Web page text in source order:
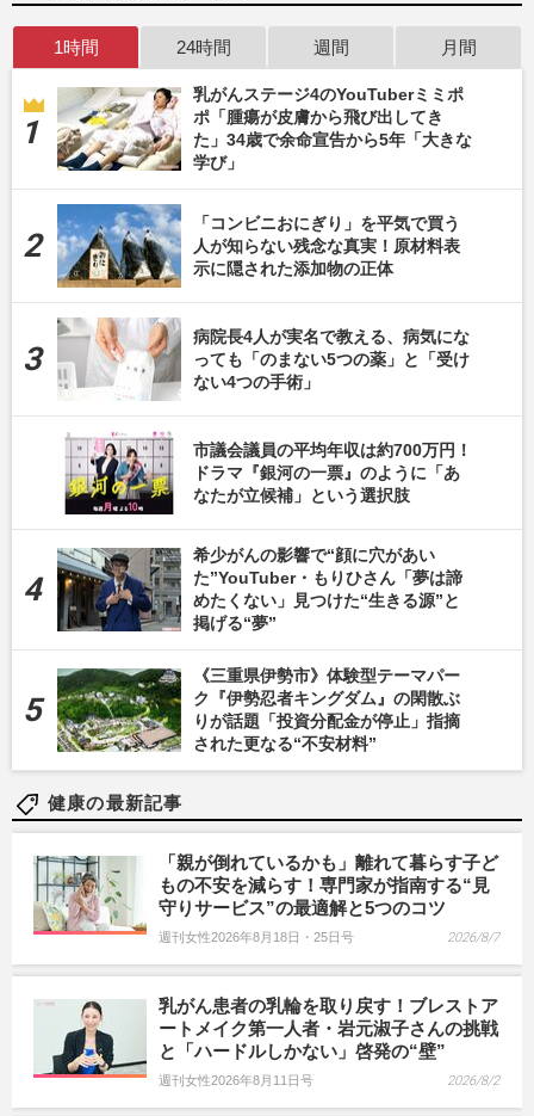
1時間 24時間 週間 月間
乳がんステージ4のYouTuberミミポ
ポ「腫瘍が皮膚から飛び出してき
た」34歳で余命宣告から5年「大きな
学び」
「コンビニおにぎり」を平気で買う
人が知らない残念な真実！原材料表
示に隠された添加物の正体
病院長4人が実名で教える、病気にな
っても「のまない5つの薬」と「受け
ない4つの手術」
市議会議員の平均年収は約700万円！
ドラマ『銀河の一票』のように「あ
なたが立候補」という選択肢
希少がんの影響で“顔に穴があい
た”YouTuber・もりひさん「夢は諦
めたくない」見つけた“生きる源”と
掲げる“夢”
《三重県伊勢市》体験型テーマパー
ク『伊勢忍者キングダム』の閑散ぶ
りが話題「投資分配金が停止」指摘
された更なる“不安材料”
健康の最新記事
「親が倒れているかも」離れて暮らす子ど
もの不安を減らす！専門家が指南する“見
守りサービス”の最適解と5つのコツ
週刊女性2026年8月18日・25日号 2026/8/7
乳がん患者の乳輪を取り戻す！ブレストア
ートメイク第一人者・岩元淑子さんの挑戦
と「ハードルしかない」啓発の“壁”
週刊女性2026年8月11日号 2026/8/2